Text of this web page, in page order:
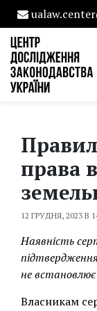
права
12 ГРУДНЯ, 2023 В
Наявність
не
Власникам